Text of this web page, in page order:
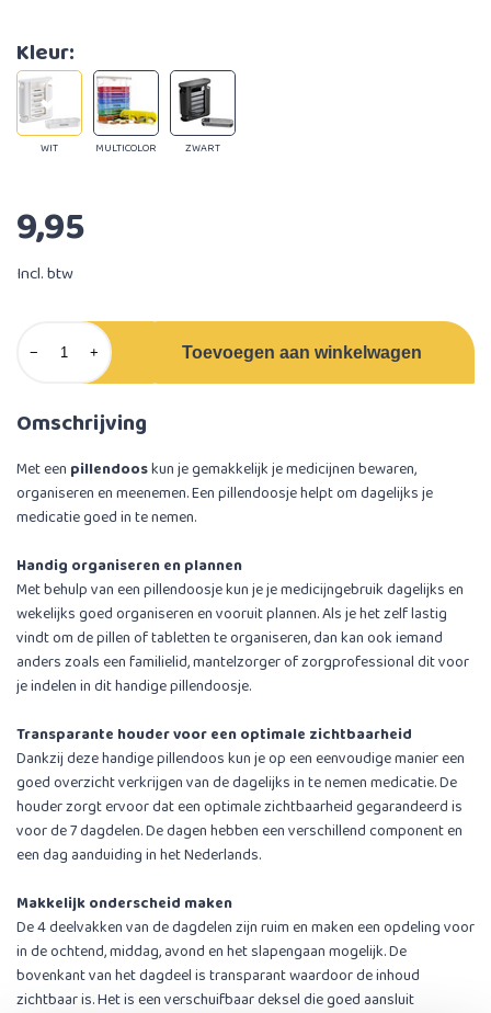
MULTICOLOR ZWART
Kleur:
WIT
9,95
Incl. btw
− + Toevoegen aan winkelwagen
Omschrijving
Met een pillendooskun je gemakkelijk je medicijnen bewaren,
organiseren en meenemen. Een pillendoosje helpt om dagelijks je
medicatie goed in te nemen.
Handig organiseren en plannen
Met behulp van een pillendoosje kun je je medicijngebruik dagelijks en
wekelijks goed organiseren en vooruit plannen. Als je het zelf lastig
vindt om de pillen of tabletten te organiseren, dan kan ook iemand
anders zoals een familielid, mantelzorger of zorgprofessional dit voor
je indelen in dit handige pillendoosje.
Transparante houder voor een optimale zichtbaarheid
Dankzij deze handige pillendoos kun je op een eenvoudige manier een
goed overzicht verkrijgen van de dagelijks in te nemen medicatie. De
houder zorgt ervoor dat een optimale zichtbaarheid gegarandeerd is
voor de 7 dagdelen. De dagen hebben een verschillend component en
een dag aanduiding in het Nederlands.
Makkelijk onderscheid maken
De 4 deelvakken van de dagdelen zijn ruim en maken een opdeling voor
in de ochtend, middag, avond en het slapengaan mogelijk. De
bovenkant van het dagdeel is transparant waardoor de inhoud
zichtbaar is. Het is een verschuifbaar deksel die goed aansluit